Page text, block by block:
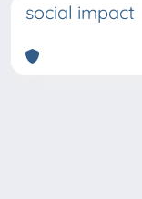
social impact